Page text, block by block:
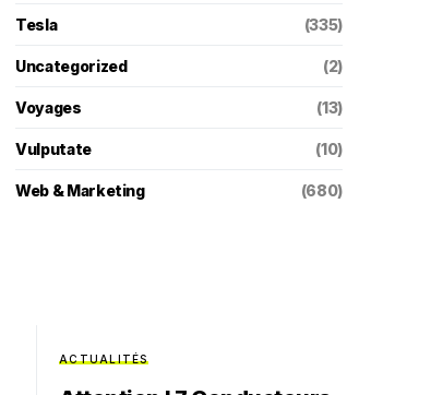
Tesla (335)
Uncategorized (2)
Voyages (13)
Vulputate (10)
Web & Marketing (680)
ACTUALITÉS